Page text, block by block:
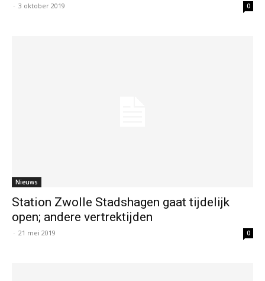
- 3 oktober 2019 0
Nieuws
Station Zwolle Stadshagen gaat tijdelijk
open; andere vertrektijden
- 21 mei 2019 0